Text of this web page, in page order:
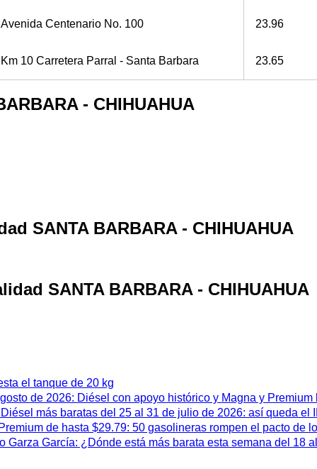
Avenida Centenario No. 100 23.96
Km 10 Carretera Parral - Santa Barbara 23.65
- CHIHUAHUA
SANTA BARBARA - CHIHUAHUA
SANTA BARBARA - CHIHUAHUA
el tanque de 20 kg
de 2026: Diésel con apoyo histórico y Magna y Premium
más baratas del 25 al 31 de julio de 2026: así queda el
de hasta $29.79: 50 gasolineras rompen el pacto de
García: ¿Dónde está más barata esta semana del 18